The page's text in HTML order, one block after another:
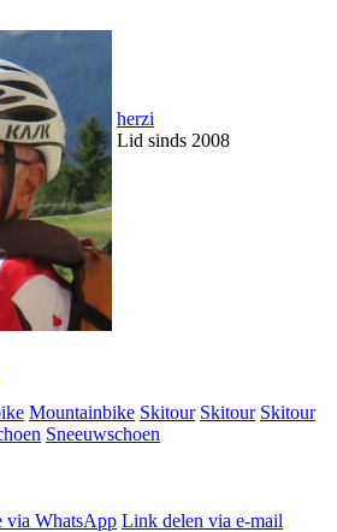
herzi
Lid sinds 2008
Mountainbike Skitour Skitour Skitour
Sneeuwschoen
via WhatsApp Link delen via e-mail